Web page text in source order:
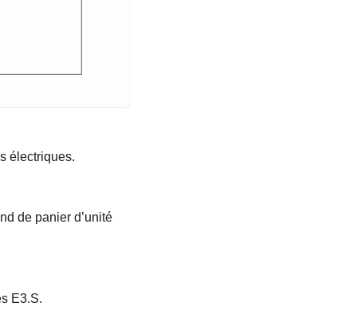
électriques.
de panier d’unité
E3.S.